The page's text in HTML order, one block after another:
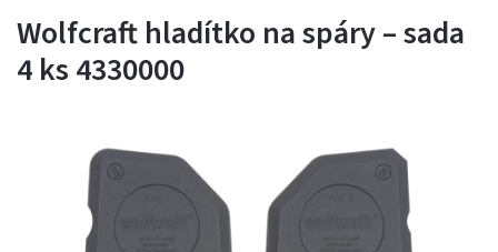
Wolfcraft hladítko na spáry – sada
4 ks 4330000